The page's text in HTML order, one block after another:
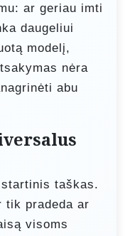
ar geriau imti
daugeliui
modelį,
nėra
abu
taškas.
tik pradeda ar
visoms